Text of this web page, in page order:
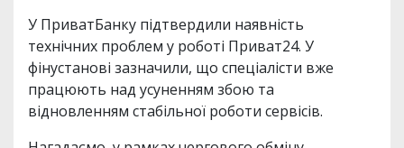
У ПриватБанку підтвердили наявність
технічних проблем у роботі Приват24. У
фінустанові зазначили, що спеціалісти вже
працюють над усуненням збою та
відновленням стабільної роботи сервісів.